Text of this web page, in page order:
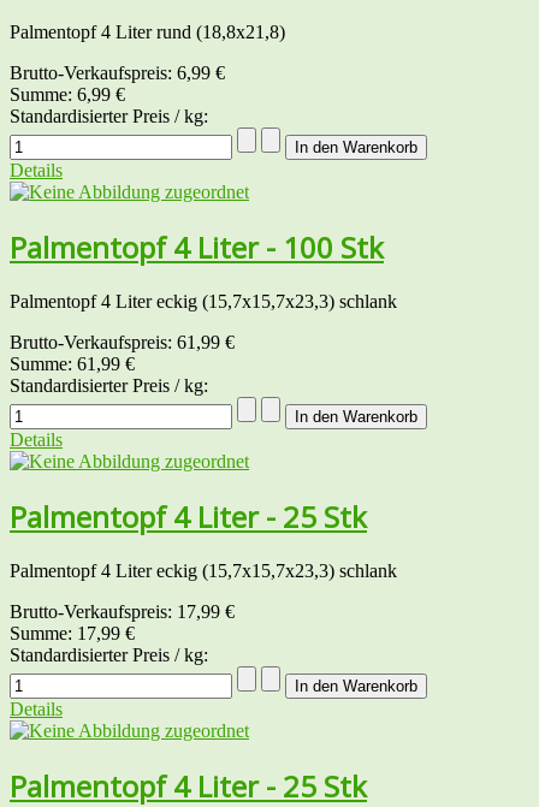
Palmentopf 4 Liter rund (18,8x21,8)
Brutto-Verkaufspreis: 6,99 €
Summe: 6,99 €
Standardisierter Preis / kg:
Details
Palmentopf 4 Liter - 100 Stk
Palmentopf 4 Liter eckig (15,7x15,7x23,3) schlank
Brutto-Verkaufspreis: 61,99 €
Summe: 61,99 €
Standardisierter Preis / kg:
Details
Palmentopf 4 Liter - 25 Stk
Palmentopf 4 Liter eckig (15,7x15,7x23,3) schlank
Brutto-Verkaufspreis: 17,99 €
Summe: 17,99 €
Standardisierter Preis / kg:
Details
Palmentopf 4 Liter - 25 Stk